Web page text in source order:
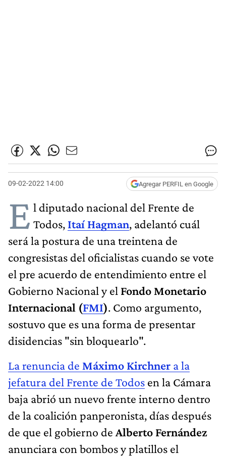
09-02-2022 14:00 Agregar PERFIL en Google
E l diputado nacional del Frente de
Todos, Itaí Hagman, adelantó cuál
será la postura de una treintena de
congresistas del oficialistas cuando se vote
el pre acuerdo de entendimiento entre el
Gobierno Nacional y el Fondo Monetario
Internacional (FMI). Como argumento,
sostuvo que es una forma de presentar
disidencias "sin bloquearlo".
La renuncia de Máximo Kirchner a la
jefatura del Frente de Todos en la Cámara
baja abrió un nuevo frente interno dentro
de la coalición panperonista, días después
de que el gobierno de Alberto Fernández
anunciara con bombos y platillos el